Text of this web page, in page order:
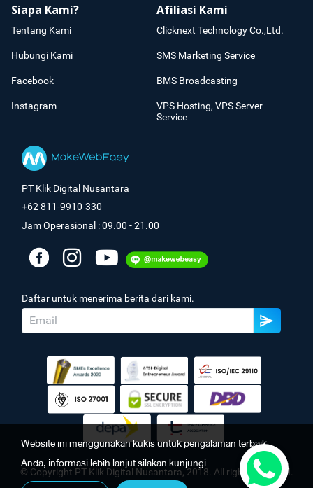
Siapa Kami?
Tentang Kami
Hubungi Kami
Facebook
Instagram
Afiliasi Kami
Clicknext Technology Co.,Ltd.
SMS Marketing Service
BMS Broadcasting
VPS Hosting, VPS Server
Service
PT Klik Digital Nusantara
+62 811-9910-330
Jam Operasional : 09.00 - 21.00
Daftar untuk menerima berita dari kami.
© Copyright PT Klik Digital Nusantara, 2018. All rights reserved.
Website ini menggunakan kukis untuk pengalaman terbaik
Anda, informasi lebih lanjut silakan kunjungi